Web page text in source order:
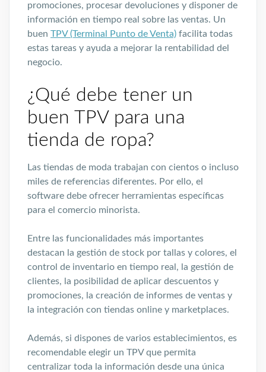
promociones, procesar devoluciones y disponer de
información en tiempo real sobre las ventas. Un
buen TPV (Terminal Punto de Venta) facilita todas
estas tareas y ayuda a mejorar la rentabilidad del
negocio.
¿Qué debe tener un
buen TPV para una
tienda de ropa?
Las tiendas de moda trabajan con cientos o incluso
miles de referencias diferentes. Por ello, el
software debe ofrecer herramientas específicas
para el comercio minorista.
Entre las funcionalidades más importantes
destacan la gestión de stock por tallas y colores, el
control de inventario en tiempo real, la gestión de
clientes, la posibilidad de aplicar descuentos y
promociones, la creación de informes de ventas y
la integración con tiendas online y marketplaces.
Además, si dispones de varios establecimientos, es
recomendable elegir un TPV que permita
centralizar toda la información desde una única